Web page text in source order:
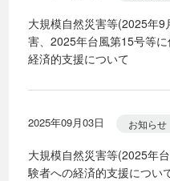
大規模自然災害等(2025年9
害、2025年台風第15号等
経済的支援について
2025年09月03日 お知らせ
大規模自然災害等(2025年
験者への経済的支援につい